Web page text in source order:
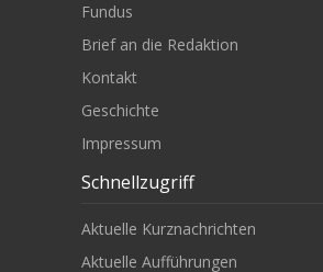
Fundus
Brief an die Redaktion
Kontakt
Geschichte
Impressum
Schnellzugriff
Aktuelle Kurznachrichten
Aktuelle Aufführungen